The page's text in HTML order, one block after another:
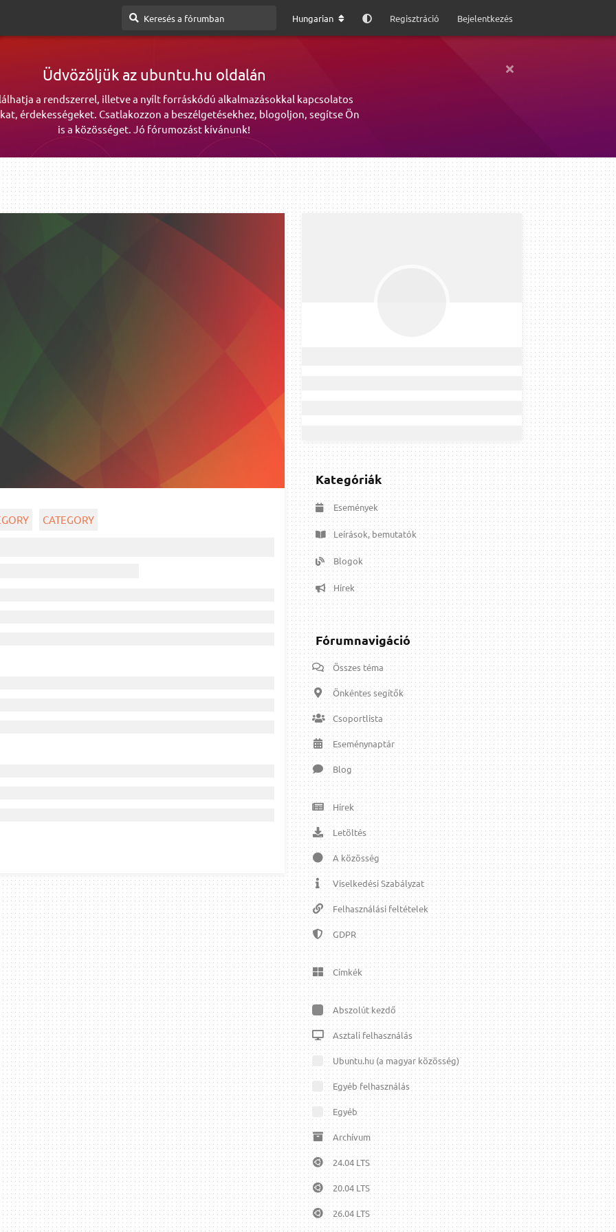
Hungarian Regisztráció Bejelentkezés
Üdvözöljük az ubuntu.hu oldalán
a rendszerrel, illetve a nyílt forráskódú alkalmazásokkal kapcsolatos
érdekességeket. Csatlakozzon a beszélgetésekhez, blogoljon, segítse Ön
is a közösséget. Jó fórumozást kívánunk!
CATEGORY
Kategóriák
Események
Leírások, bemutatók
Blogok
Hírek
Fórumnavigáció
Összes téma
Önkéntes segítők
Csoportlista
Eseménynaptár
Blog
Hírek
Letöltés
A közösség
Viselkedési Szabályzat
Felhasználási feltételek
GDPR
Címkék
Abszolút kezdő
Asztali felhasználás
Ubuntu.hu (a magyar közösség)
Egyéb felhasználás
Egyéb
Archívum
24.04 LTS
20.04 LTS
26.04 LTS